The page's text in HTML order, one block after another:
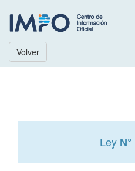
Volver
Ley